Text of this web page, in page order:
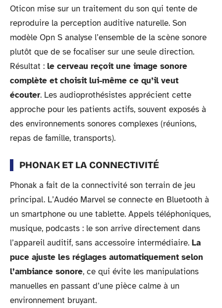
Oticon mise sur un traitement du son qui tente de
reproduire la perception auditive naturelle. Son
modèle Opn S analyse l’ensemble de la scène sonore
plutôt que de se focaliser sur une seule direction.
Résultat : le cerveau reçoit une image sonore
complète et choisit lui-même ce qu’il veut
écouter. Les audioprothésistes apprécient cette
approche pour les patients actifs, souvent exposés à
des environnements sonores complexes (réunions,
repas de famille, transports).
PHONAK ET LA CONNECTIVITÉ
Phonak a fait de la connectivité son terrain de jeu
principal. L’Audéo Marvel se connecte en Bluetooth à
un smartphone ou une tablette. Appels téléphoniques,
musique, podcasts : le son arrive directement dans
l’appareil auditif, sans accessoire intermédiaire. La
puce ajuste les réglages automatiquement selon
l’ambiance sonore, ce qui évite les manipulations
manuelles en passant d’une pièce calme à un
environnement bruyant.